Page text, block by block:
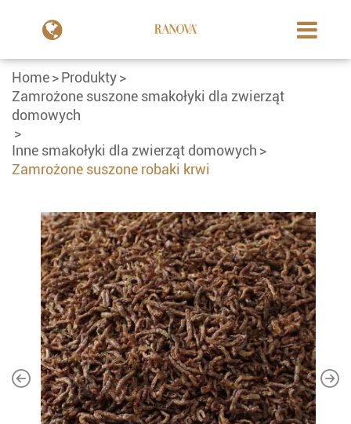
Home
Produkty
Zamrożone suszone smakołyki dla zwierząt
domowych
Inne smakołyki dla zwierząt domowych
Zamrożone suszone robaki krwi